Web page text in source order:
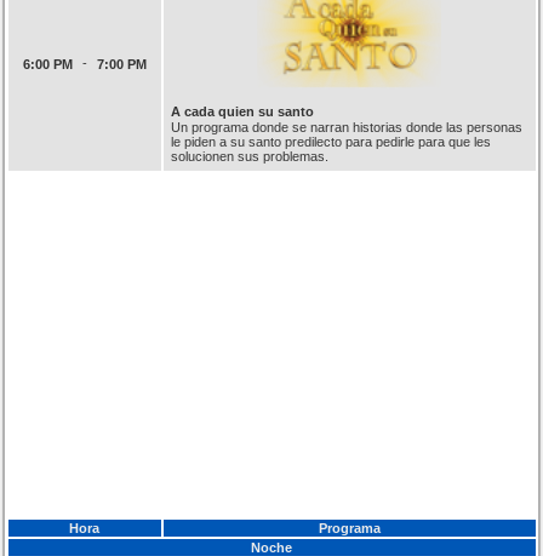
6:00 PM - 7:00 PM
A cada quien su santo
Un programa donde se narran historias donde las personas
le piden a su santo predilecto para pedirle para que les
solucionen sus problemas.
Hora
Programa
Noche